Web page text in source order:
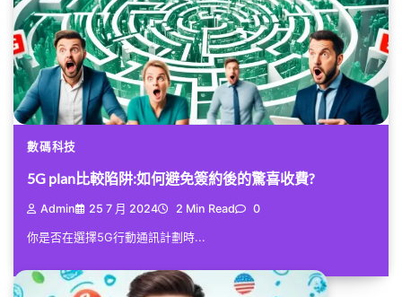
數碼科技
5G plan比較陷阱:如何避免簽約後的驚喜收費?
Admin 25 7 月 2024 2 Min Read 0
你是否在選擇5G行動通訊計劃時...